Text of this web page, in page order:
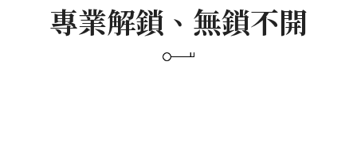
專業解鎖、無鎖不開